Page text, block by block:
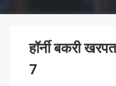
हॉर्नी बकरी
7